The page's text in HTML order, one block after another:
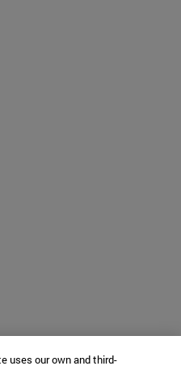
uses our own and third-